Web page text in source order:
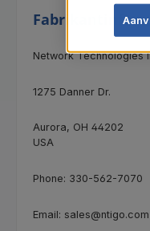
Network Technologies
1275 Danner Dr.
Aurora, OH 44202
USA
Phone: 330-562-7070
Email: sales@ntigo.com